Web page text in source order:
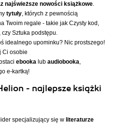
najświeższe nowości książkowe.
tytuły, których z pewnością
Twoim regale - takie jak Czysty kod,
czy Sztuka podstępu.
idealnego upominku? Nic prostszego!
Ci osobie
ebooka lub audiobooka,
e-kartką!
- najlepsze książki
specjalizujący się w literaturze